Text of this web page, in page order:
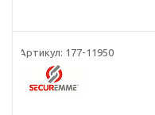
Артикул: 177-11950